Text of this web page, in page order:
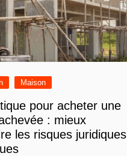
Maison
pour acheter une
: mieux
les risques juridiques